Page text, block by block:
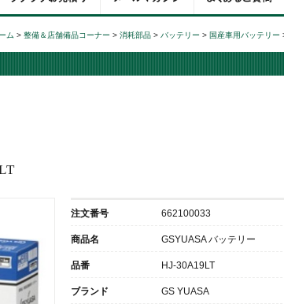
ム > 整備＆店舗備品コーナー > 消耗部品 > バッテリー > 国産車用バッテリー
注文番号 662100033
商品名 GSYUASA バッテリー
品番 HJ-30A19LT
ブランド GS YUASA